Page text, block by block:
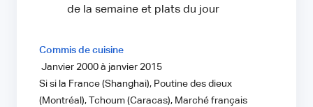
de la semaine et plats du jour
Commis de cuisine
Janvier 2000 à janvier 2015
Si si la France (Shanghai), Poutine des dieux
(Montréal), Tchoum (Caracas), Marché français